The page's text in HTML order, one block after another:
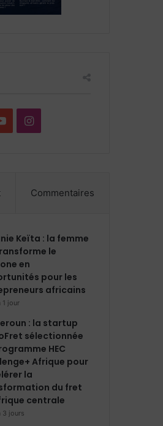
YouTubeInstagram
Commentaires
Keïta : la femme
le
en
pour les
africains
1 jour
: la startup
sélectionnée
HEC
Afrique pour
la
du fret
centrale
3 jours